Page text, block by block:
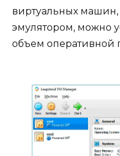
виртуальных
эмулятором, можно
объем оперативной